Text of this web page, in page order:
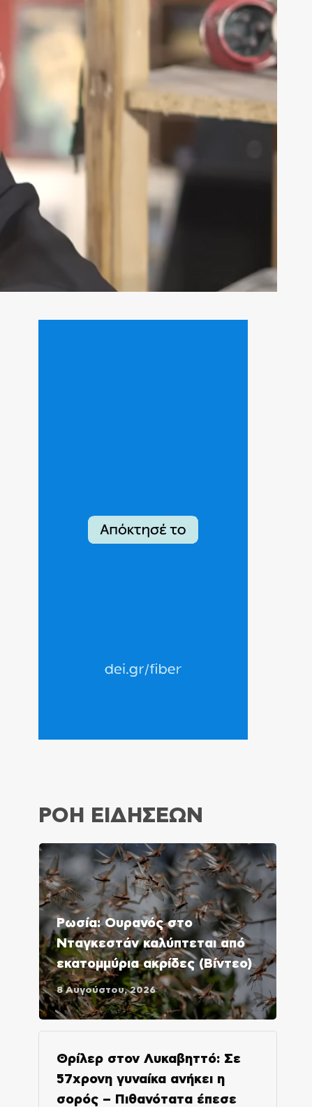
ΡΟΗ ΕΙΔΗΣΕΩΝ
Ρωσία: Ουρανός στο
Νταγκεστάν καλύπτεται από
εκατομμύρια ακρίδες (Βίντεο)
8 Αυγούστου, 2026
Θρίλερ στον Λυκαβηττό: Σε
57χρονη γυναίκα ανήκει η
σορός – Πιθανότατα έπεσε